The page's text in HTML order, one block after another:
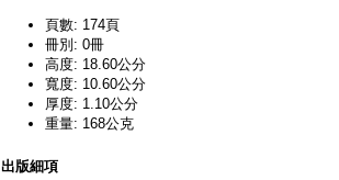
頁數: 174頁
冊別: 0冊
高度: 18.60公分
寬度: 10.60公分
厚度: 1.10公分
重量: 168公克
出版細項